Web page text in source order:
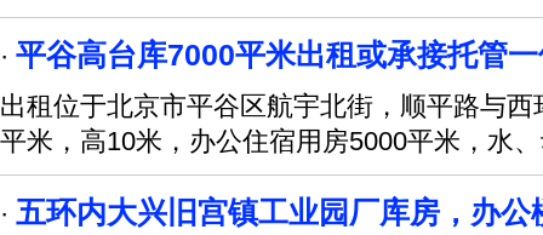
· 平谷高台库7000平米出租或承接托管
出租位于北京市平谷区航宇北街，顺平路与
平米，高10米，办公住宿用房5000平米，水
· 五环内大兴旧宫镇工业园厂库房，办公